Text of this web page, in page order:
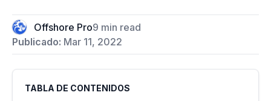
Offshore Pro9 min read
Publicado: Mar 11, 2022
TABLA DE CONTENIDOS